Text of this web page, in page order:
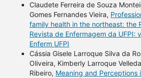
Claudete Ferreira de Souza
Gomes Fernandes Vieira,
family health in the northeast: the
Revista de Enfermagem da UFPI:
Enferm UFPI
Cássia Gisele Larroque Silva da
Oliveira, Kimberly Larroque
Ribeiro, Meaning and Perceptions